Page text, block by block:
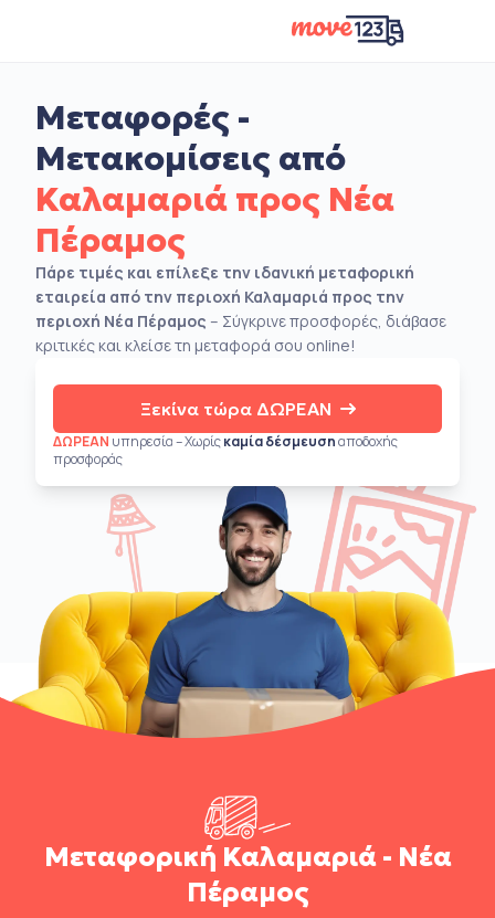
Μεταφορές -
Μετακομίσεις από
Καλαμαριά προς Νέα
Πέραμος
Πάρε τιμές και επίλεξε την ιδανική μεταφορική
εταιρεία από την περιοχή Καλαμαριά προς την
περιοχή Νέα Πέραμος – Σύγκρινε προσφορές, διάβασε
κριτικές και κλείσε τη μεταφορά σου online!
Ξεκίνα τώρα ΔΩΡΕΑΝ
ΔΩΡΕΑΝ υπηρεσία – Χωρίςκαμία δέσμευσηαποδοχής
προσφοράς
Μεταφορική Καλαμαριά - Νέα
Πέραμος